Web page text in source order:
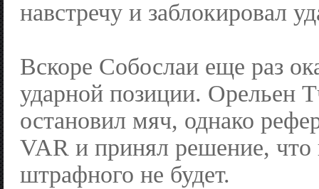
навстречу и заблокировал
Вскоре Собослаи еще раз
ударной позиции. Орельен
остановил мяч, однако
VAR и принял решение, что
штрафного не будет.